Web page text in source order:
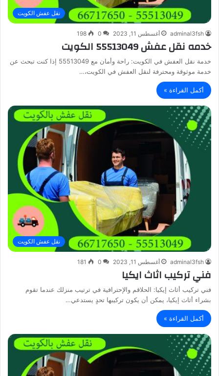
نقل عفش الكويت
adminal3fsh أغسطس 11, 2023 0
198
خدمه نقل عفش 55513049 الكويت
خدمة نقل العفش في الكويت: راحة وأمان مع 55513049 إذا كنت تبحث عن
خدمة موثوقة ومحترفة لنقل العفش في الكويت،…
أكمل القراءة »
نقل عفش الكويت
adminal3fsh أغسطس 11, 2023 0
181
فني تركيب اثاث ايكيا
فني تركيب أثاث إيكيا: الحلاقم والإحترافية في ترتيب منزلك عندما تقوم
بشراء أثاث إيكيا، يمكن أن يكون تركيبها تحدٍ يستدعي…
أكمل القراءة »